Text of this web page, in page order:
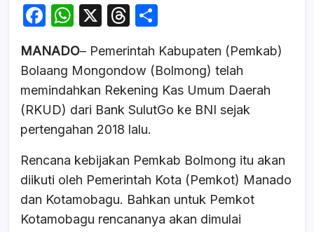
F
c
e
b
o
k
W
at
s
A
p
p
X
T
e
a
d
s
ar
e
MANADO– Pemerintah Kabupaten (Pemkab)
Bolaang Mongondow (Bolmong) telah
memindahkan Rekening Kas Umum Daerah
(RKUD) dari Bank SulutGo ke BNI sejak
pertengahan 2018 lalu.
Rencana kebijakan Pemkab Bolmong itu akan
diikuti oleh Pemerintah Kota (Pemkot) Manado
dan Kotamobagu. Bahkan untuk Pemkot
Kotamobagu rencananya akan dimulai